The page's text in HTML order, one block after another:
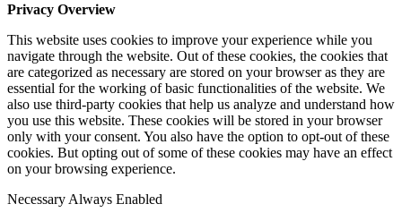
Privacy Overview
This website uses cookies to improve your experience while you
navigate through the website. Out of these cookies, the cookies that
are categorized as necessary are stored on your browser as they are
essential for the working of basic functionalities of the website. We
also use third-party cookies that help us analyze and understand how
you use this website. These cookies will be stored in your browser
only with your consent. You also have the option to opt-out of these
cookies. But opting out of some of these cookies may have an effect
on your browsing experience.
Necessary Always Enabled